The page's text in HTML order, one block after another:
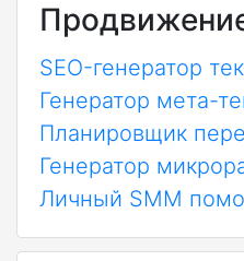
SEO-генератор
Генератор мета-
Планировщик
Генератор
Личный SMM